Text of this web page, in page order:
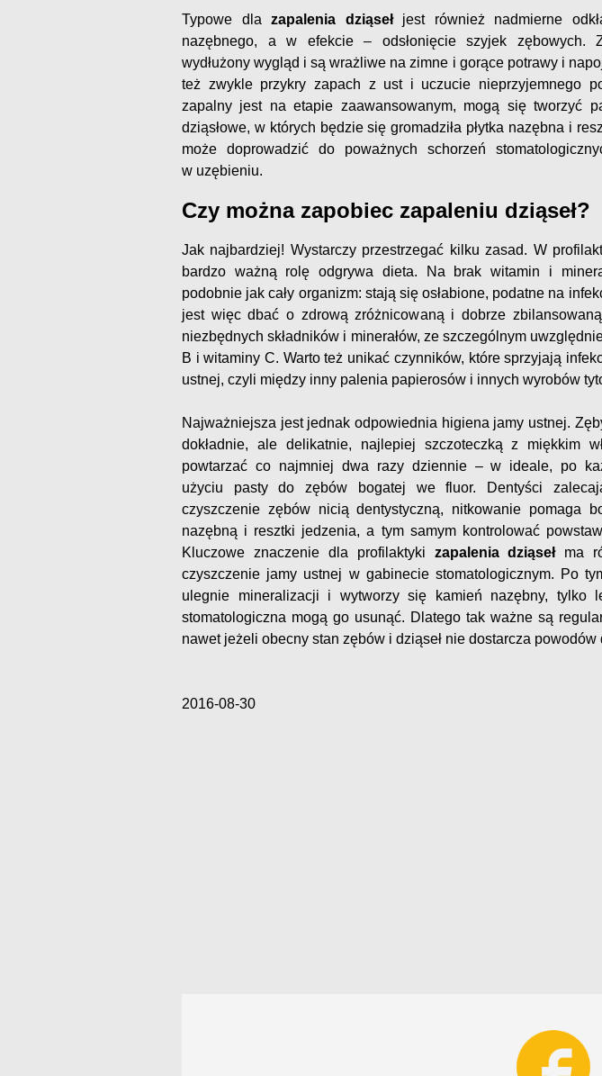
Typowe dlazapalenia dziąseł jest również nadmierne
nazębnego, a w efekcie – odsłonięcie szyjek zębowych.
wydłużony wygląd i są wrażliwe na zimne i gorące potrawy i
też zwykle przykry zapach z ust i uczucie nieprzyjemnego
zapalny jest na etapie zaawansowanym, mogą się tworzyć
dziąsłowe, w których będzie się gromadziła płytka nazębna i
może doprowadzić do poważnych schorzeń
w uzębieniu.
Czy można zapobiec zapaleniu dziąseł?
Jak najbardziej! Wystarczy przestrzegać kilku zasad. W
bardzo ważną rolę odgrywa dieta. Na brak witamin i
podobnie jak cały organizm: stają się osłabione, podatne na
jest więc dbać o zdrową zróżnicowaną i dobrze
niezbędnych składników i minerałów, ze szczególnym
B i witaminy C. Warto też unikać czynników, które sprzyjają
ustnej, czyli między inny palenia papierosów i innych wyrobów
Najważniejsza jest jednak odpowiednia higiena jamy ustnej.
dokładnie, ale delikatnie, najlepiej szczoteczką z miękkim
powtarzać co najmniej dwa razy dziennie – w ideale, po
użyciu pasty do zębów bogatej we fluor. Dentyści
czyszczenie zębów nicią dentystyczną, nitkowanie pomaga
nazębną i resztki jedzenia, a tym samym kontrolować
Kluczowe znaczenie dla profilaktyki zapalenia dziąseł ma
czyszczenie jamy ustnej w gabinecie stomatologicznym. Po
ulegnie mineralizacji i wytworzy się kamień nazębny, tylko
stomatologiczna mogą go usunąć. Dlatego tak ważne są
nawet jeżeli obecny stan zębów i dziąseł nie dostarcza powodów
2016-08-30